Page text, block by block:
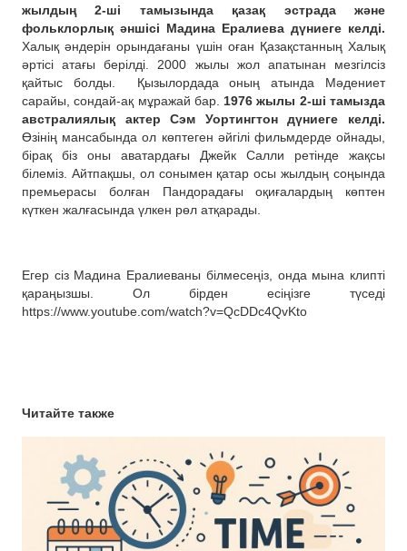
жылдың 2-ші тамызында қазақ эстрада және
фольклорлық әншісі Мадина Ералиева дүниеге келді.
Халық әндерін орындағаны үшін оған Қазақстанның Халық
әртісі атағы берілді. 2000 жылы жол апатынан мезгілсіз
қайтыс болды.
Қызылордада оның атында Мәдениет
сарайы, сондай-ақ мұражай бар. 1976 жылы 2-ші тамызда
австралиялық актер Сэм Уортингтон дүниеге келді.
Өзінің мансабында ол көптеген әйгілі фильмдерде ойнады,
бірақ біз оны аватардағы Джейк Салли ретінде жақсы
білеміз. Айтпақшы, ол сонымен қатар осы жылдың соңында
премьерасы болған Пандорадағы оқиғалардың көптен
күткен жалғасында үлкен рөл атқарады.
Егер сіз Мадина Ералиеваны білмесеңіз, онда мына клипті
қараңызшы. Ол бірден есіңізге түседі
https://www.youtube.com/watch?v=QcDDc4QvKto
Читайте также